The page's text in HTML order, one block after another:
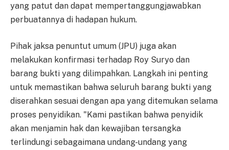
yang patut dan dapat mempertanggungjawabkan
perbuatannya di hadapan hukum.
Pihak jaksa penuntut umum (JPU) juga akan
melakukan konfirmasi terhadap Roy Suryo dan
barang bukti yang dilimpahkan. Langkah ini penting
untuk memastikan bahwa seluruh barang bukti yang
diserahkan sesuai dengan apa yang ditemukan selama
proses penyidikan. "Kami pastikan bahwa penyidik
akan menjamin hak dan kewajiban tersangka
terlindungi sebagaimana undang-undang yang